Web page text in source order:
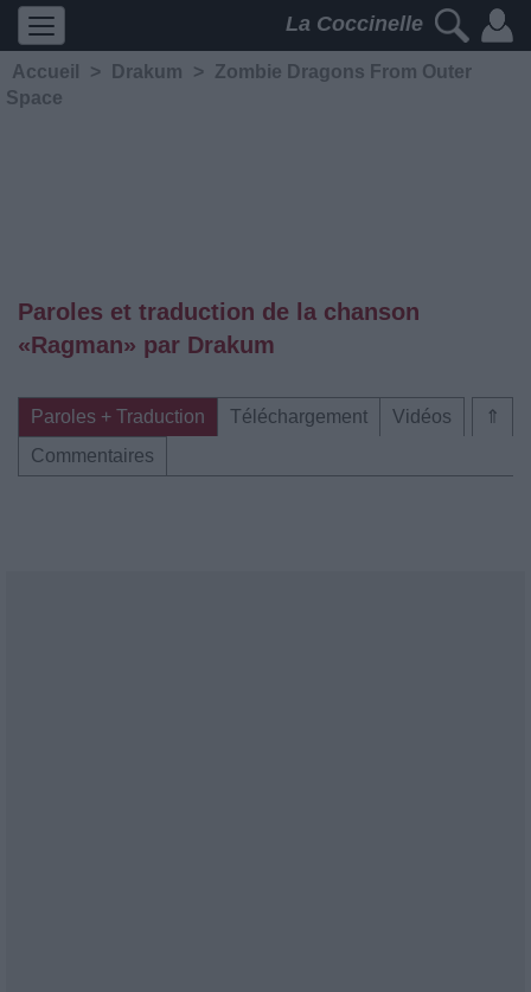
La Coccinelle
Accueil > Drakum >
Zombie Dragons From Outer
Space
Paroles et traduction de la chanson
«Ragman» par Drakum
⇑
Paroles + Traduction Téléchargement
Vidéos
Commentaires